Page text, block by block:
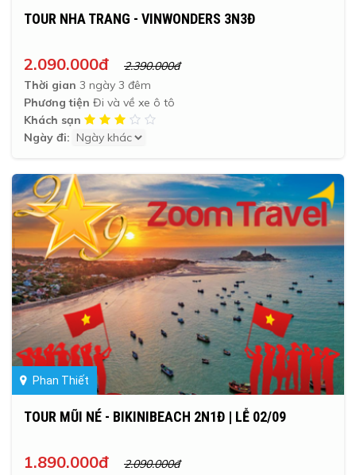
TOUR NHA TRANG - VINWONDERS 3N3Đ
2.090.000đ
2.390.000đ
Thời gian 3 ngày 3 đêm
Phương tiện Đi và về xe ô tô
Khách sạn
Ngày đi:
Phan Thiết
TOUR MŨI NÉ - BIKINIBEACH 2N1Đ | LỄ 02/09
1.890.000đ
2.090.000đ